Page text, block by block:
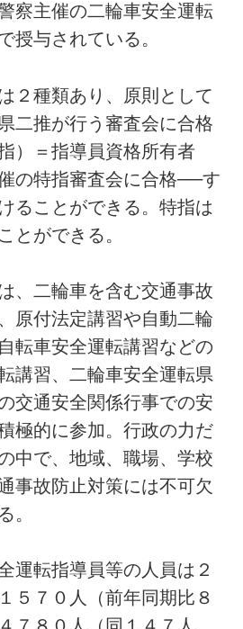
察主催の二輪車安全運転
授与されている。
２種類あり、原則として
二推が行う審査会に合格
）＝指導員資格所有者
の特指審査会に合格──す
ることができる。特指は
とができる。
、二輪車を含む交通事故
原付法定講習や自動二輪
転車安全運転講習などの
講習、二輪車安全運転県
交通安全関係行事での安
極的に参加。行政の力だ
中で、地域、職場、学校
事故防止対策には不可欠
。
運転指導員等の人員は２
５７０人（前年同期比８